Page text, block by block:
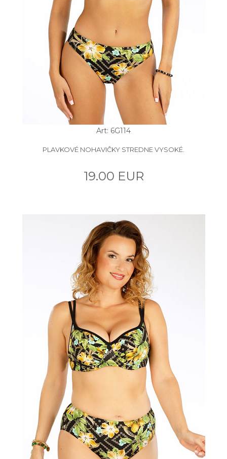
Art: 6G114
PLAVKOVÉ NOHAVIČKY STREDNE VYSOKÉ.
19.00 EUR